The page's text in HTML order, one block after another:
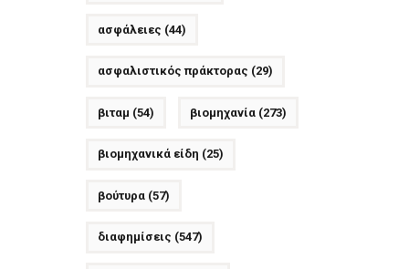
ασφάλειες (44)
ασφαλιστικός πράκτορας (29)
βιταμ (54) βιομηχανία(273)
βιομηχανικά είδη (25)
βούτυρα(57)
διαφημίσεις (547)